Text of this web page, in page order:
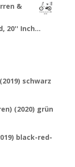
&
20'' Inch…
schwarz
(2020) grün
black-red-